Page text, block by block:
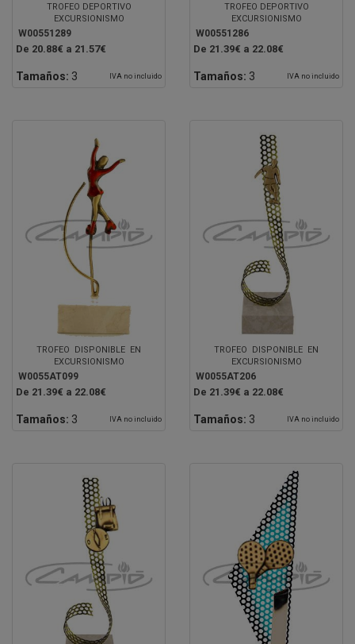
TROFEO DEPORTIVO
EXCURSIONISMO
W00551289
De 20.88€ a 21.57€
Tamaños: 3 IVA no incluido
TROFEO DEPORTIVO
EXCURSIONISMO
W00551286
De 21.39€ a 22.08€
Tamaños: 3 IVA no incluido
TROFEO DISPONIBLE EN
EXCURSIONISMO
W0055AT099
De 21.39€ a 22.08€
Tamaños: 3 IVA no incluido
TROFEO DISPONIBLE EN
EXCURSIONISMO
W0055AT206
De 21.39€ a 22.08€
Tamaños: 3 IVA no incluido